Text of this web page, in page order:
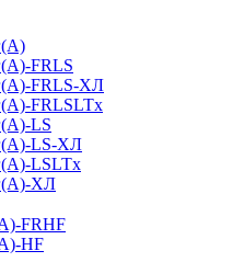
FRLS
FRLS-ХЛ
FRLSLTx
LS
LS-ХЛ
LSLTx
ХЛ
FRHF
HF